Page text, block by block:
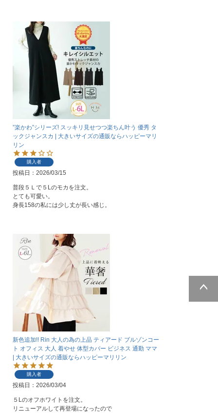
”楽かわ”シリーズ! スッキリ見せつつ楽ちん叶う 優秀 タ
ックジャンスカ | 大きいサイズの通販ならハッピーマリ
リン
購入者
投稿日 2026/03/15
普段５Ｌで５Lのモカを注文。
とても可愛い。
身長158の私には少し丈が長い感じ。
新色追加!! Rin 大人の為の上品 ティアード ブルゾンコー
ト オフィス 大人 着やせ 体型カバー ビジネス 通勤 ママ
| 大きいサイズの通販ならハッピーマリリン
購入者
投稿日 2026/03/04
５Lのオフホワイトを注文。
リニューアルして再登場になったので